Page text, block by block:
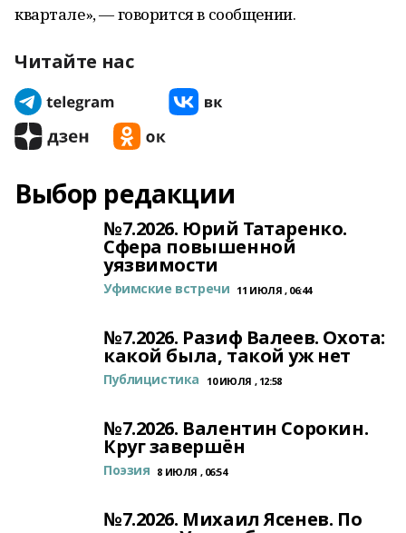
квартале», — говорится в сообщении.
Читайте нас
Выбор редакции
№7.2026. Юрий Татаренко.
Сфера повышенной
уязвимости
Уфимские встречи 11 ИЮЛЯ , 06:44
№7.2026. Разиф Валеев. Охота:
какой была, такой уж нет
Публицистика 10 ИЮЛЯ , 12:58
№7.2026. Валентин Сорокин.
Круг завершён
Поэзия 8 ИЮЛЯ , 06:54
№7.2026. Михаил Ясенев. По